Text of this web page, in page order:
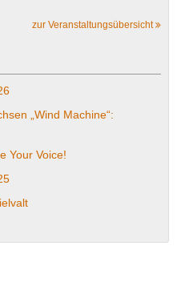
zur Veranstaltungsübersicht
„Wind Machine“:
Your Voice!